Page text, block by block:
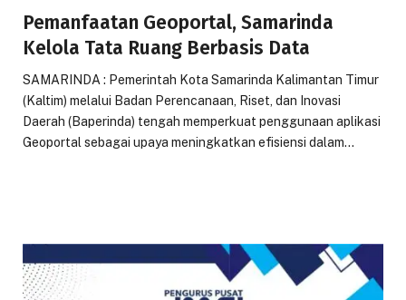
Pemanfaatan Geoportal, Samarinda
Kelola Tata Ruang Berbasis Data
SAMARINDA : Pemerintah Kota Samarinda Kalimantan Timur
(Kaltim) melalui Badan Perencanaan, Riset, dan Inovasi
Daerah (Baperinda) tengah memperkuat penggunaan aplikasi
Geoportal sebagai upaya meningkatkan efisiensi dalam…